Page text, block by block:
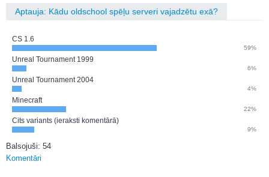
Aptauja: Kādu oldschool spēļu serveri vajadzētu exā?
CS 1.6
59%
Unreal Tournament 1999
6%
Unreal Tournament 2004
4%
Minecraft
22%
Cits variants (ieraksti komentārā)
9%
Balsojuši: 54
Komentāri